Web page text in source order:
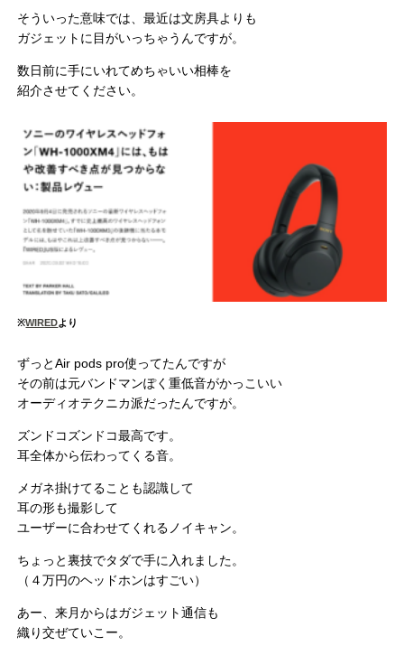
そういった意味では、最近は文房具よりも
ガジェットに目がいっちゃうんですが。
数日前に手にいれてめちゃいい相棒を
紹介させてください。
※WIREDより
ずっとAir pods pro使ってたんですが
その前は元バンドマンぽく重低音がかっこいい
オーディオテクニカ派だったんですが。
ズンドコズンドコ最高です。
耳全体から伝わってくる音。
メガネ掛けてることも認識して
耳の形も撮影して
ユーザーに合わせてくれるノイキャン。
ちょっと裏技でタダで手に入れました。
（４万円のヘッドホンはすごい）
あー、来月からはガジェット通信も
織り交ぜていこー。